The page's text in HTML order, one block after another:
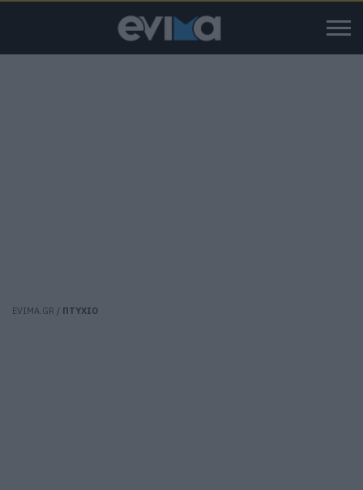
EVIMA.GR / ΠΤΥΧΙΟ